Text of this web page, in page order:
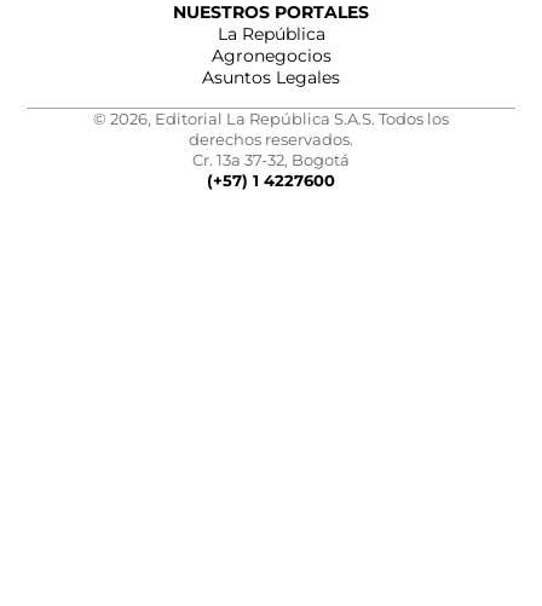
NUESTROS PORTALES
La República
Agronegocios
Asuntos Legales
© 2026, Editorial La República S.A.S. Todos los
derechos reservados.
Cr. 13a 37-32, Bogotá
(+57) 1 4227600